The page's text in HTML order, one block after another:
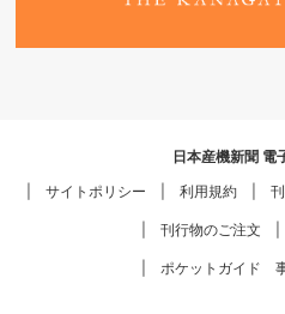
日本産機新聞 電
サイトポリシー
利用規約
刊行物のご注文
ポケットガイド